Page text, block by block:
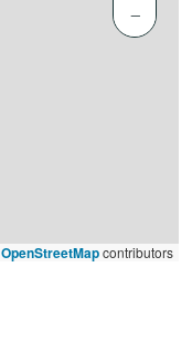
−
OpenStreetMapcontributors